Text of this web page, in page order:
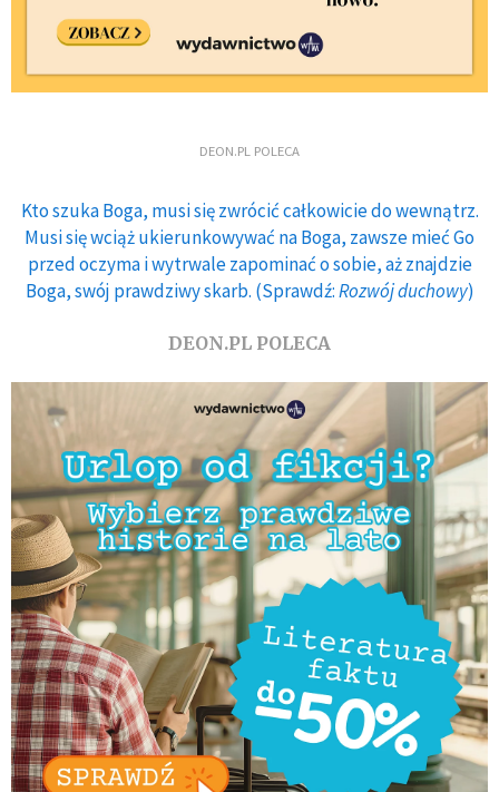
DEON.PL POLECA
Kto szuka Boga, musi się zwrócić całkowicie do wewnątrz.
Musi się wciąż ukierunkowywać na Boga, zawsze mieć Go
przed oczyma i wytrwale zapominać o sobie, aż znajdzie
Boga, swój prawdziwy skarb. (Sprawdź:Rozwój duchowy)
DEON.PL POLECA